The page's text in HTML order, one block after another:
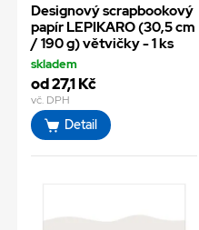
Designový scrapbookový
papír LEPIKARO (30,5 cm
/ 190 g) větvičky - 1 ks
skladem
od 27,1 Kč
vč. DPH
Detail